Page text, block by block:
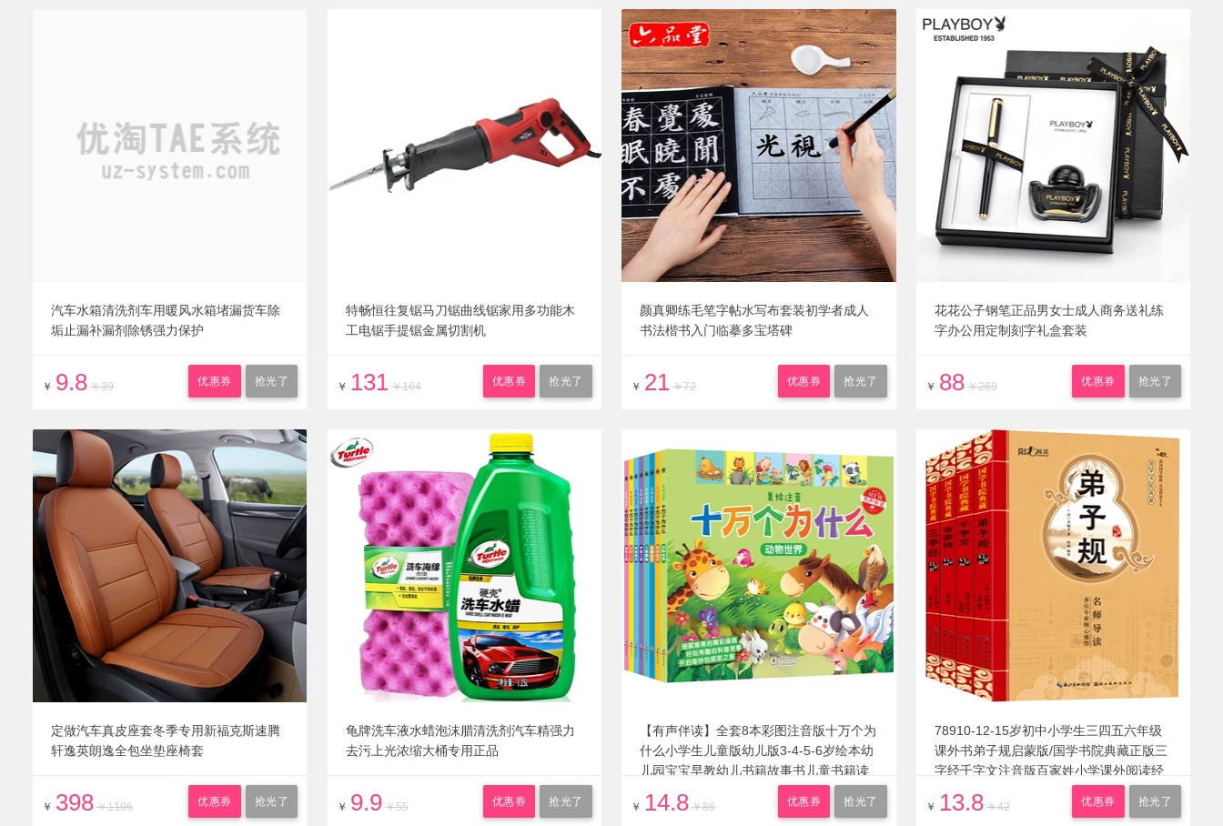
汽车水箱清洗剂车用暖风水箱堵漏货车除
垢止漏补漏剂除锈强力保护
抢光了
优惠券
￥ 9.8 ￥39
特畅恒往复锯马刀锯曲线锯家用多功能木
工电锯手提锯金属切割机
抢光了
优惠券
￥ 131 ￥164
颜真卿练毛笔字帖水写布套装初学者成人
书法楷书入门临摹多宝塔碑
抢光了
优惠券
￥ 21 ￥72
花花公子钢笔正品男女士成人商务送礼练
字办公用定制刻字礼盒套装
抢光了
优惠券
￥ 88 ￥269
定做汽车真皮座套冬季专用新福克斯速腾
轩逸英朗逸全包坐垫座椅套
抢光了
优惠券
￥ 398 ￥1196
龟牌洗车液水蜡泡沫腊清洗剂汽车精强力
去污上光浓缩大桶专用正品
抢光了
优惠券
￥ 9.9 ￥55
【有声伴读】全套8本彩图注音版十万个为
什么小学生儿童版幼儿版3-4-5-6岁绘本幼
儿园宝宝早教幼儿书籍故事书儿童书籍读
物百科全书
抢光了
优惠券
￥ 14.8 ￥86
78910-12-15岁初中小学生三四五六年级
课外书弟子规启蒙版/国学书院典藏正版三
字经千字文注音版百家姓小学课外阅读经
典书籍全套
抢光了
优惠券
￥ 13.8 ￥42